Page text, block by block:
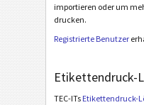
I
€ SEPA
importieren oder um
drucken.
Registrierte Benutzer
Etikettendruck-
TEC-ITs Etikettendruck-